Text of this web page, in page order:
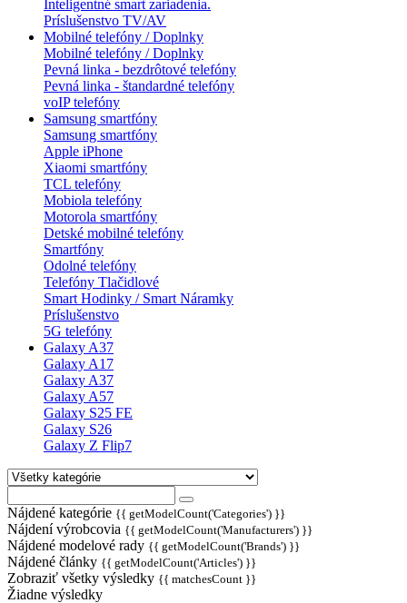
Inteligentné smart zariadenia.
Príslušenstvo TV/AV
Mobilné telefóny / Doplnky
Mobilné telefóny / Doplnky
Pevná linka - bezdrôtové telefóny
Pevná linka - štandardné telefóny
voIP telefóny
Samsung smartfóny
Samsung smartfóny
Apple iPhone
Xiaomi smartfóny
TCL telefóny
Mobiola telefóny
Motorola smartfóny
Detské mobilné telefóny
Smartfóny
Odolné telefóny
Telefóny Tlačidlové
Smart Hodinky / Smart Náramky
Príslušenstvo
5G telefóny
Galaxy A37
Galaxy A17
Galaxy A37
Galaxy A57
Galaxy S25 FE
Galaxy S26
Galaxy Z Flip7
Nájdené kategórie {{ getModelCount('Categories') }}
Nájdení výrobcovia {{ getModelCount('Manufacturers') }}
Nájdené modelové rady {{ getModelCount('Brands') }}
Nájdené články {{ getModelCount('Articles') }}
Zobraziť všetky výsledky {{ matchesCount }}
Žiadne výsledky